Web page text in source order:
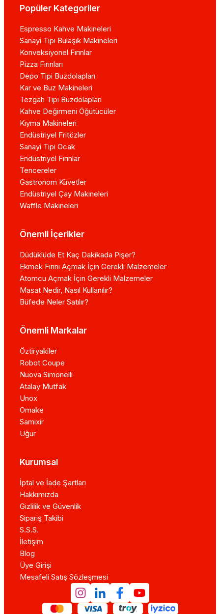
Popüler Kategoriler
Espresso Kahve Makineleri
Sanayi Tipi Bulaşık Makineleri
Konveksiyonel Fırınlar
Pizza Fırınları
Depo Tipi Buzdolapları
Kar ve Buz Makineleri
Tezgah Tipi Buzdolapları
Kahve Değirmeni Öğütücüler
Kıyma Makineleri
Endüstriyel Fritözler
Sanayi Tipi Ocak
Endüstriyel Fırınlar
Tencereler
Gastronom Küvetler
Endüstriyel Çay Makineleri
Waffle Makineleri
Önemli İçerikler
Düdüklüde Et Kaç Dakikada Pişer?
Ekmek Fırını Açmak İçin Gerekli Malzemeler
Atomcu Açmak İçin Gerekli Malzemeler
Masat Nedir, Nasıl Kullanılır?
Büfede Neler Satılır?
Önemli Markalar
Öztiryakiler
Robot Coupe
Nuova Simonelli
Atalay Mutfak
Unox
Omake
Samixir
Uğur
Kurumsal
İptal ve İade Şartları
Hakkımızda
Gizlilik ve Güvenlik
Sipariş Takibi
S.S.S.
İletişim
Blog
Üye Girişi
Mesafeli Satış Sözleşmesi